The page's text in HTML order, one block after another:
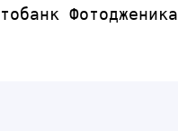
Фотодженика